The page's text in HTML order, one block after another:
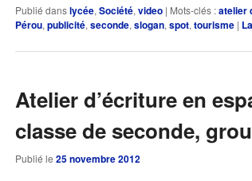
Publié danslycée, Société, video | Mots-clés :atelier
Pérou, publicité, seconde, slogan, spot, tourisme |
Atelier d’écriture en
classe de seconde,
Publié le 25 novembre 2012